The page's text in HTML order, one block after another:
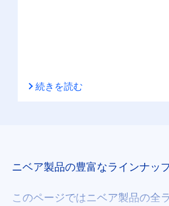
保湿
肌タイプ
くすんだ疲れた肌
続きを読む
ニベア製品の豊富なラインナッ
このページではニベア製品の全